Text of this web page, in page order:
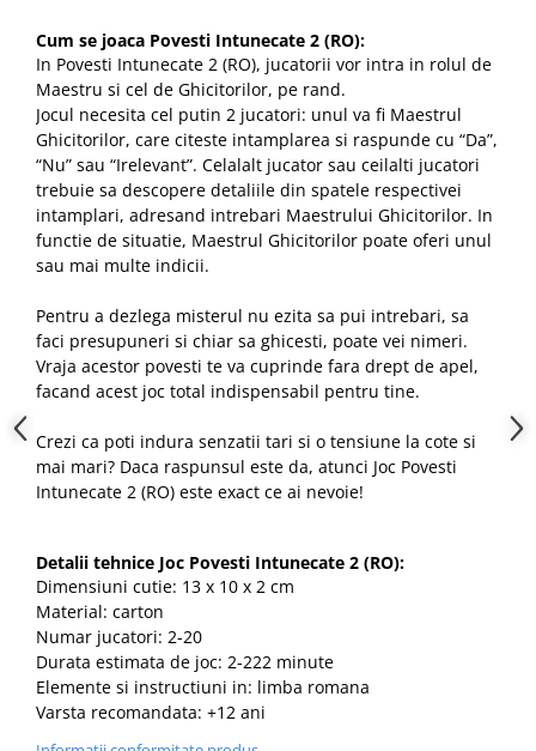
Cum se joaca Povesti Intunecate 2 (RO):
In Povesti Intunecate 2 (RO), jucatorii vor intra in rolul de
Maestru si cel de Ghicitorilor, pe rand.
Jocul necesita cel putin 2 jucatori: unul va fi Maestrul
Ghicitorilor, care citeste intamplarea si raspunde cu “Da”,
“Nu” sau “Irelevant”. Celalalt jucator sau ceilalti jucatori
trebuie sa descopere detaliile din spatele respectivei
intamplari, adresand intrebari Maestrului Ghicitorilor. In
functie de situatie, Maestrul Ghicitorilor poate oferi unul
sau mai multe indicii.
Pentru a dezlega misterul nu ezita sa pui intrebari, sa
faci presupuneri si chiar sa ghicesti, poate vei nimeri.
Vraja acestor povesti te va cuprinde fara drept de apel,
facand acest joc total indispensabil pentru tine.
Crezi ca poti indura senzatii tari si o tensiune la cote si
mai mari? Daca raspunsul este da, atunci Joc Povesti
Intunecate 2 (RO) este exact ce ai nevoie!
Detalii tehnice Joc Povesti Intunecate 2 (RO):
Dimensiuni cutie: 13 x 10 x 2 cm
Material: carton
Numar jucatori: 2-20
Durata estimata de joc: 2-222 minute
Elemente si instructiuni in: limba romana
Varsta recomandata: +12 ani